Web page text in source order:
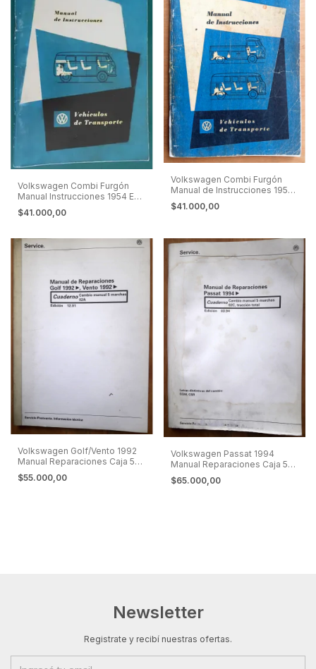
Volkswagen Combi Furgón
Manual Instrucciones 1954 En
Español
$41.000,00
Volkswagen Combi Furgón
Manual de Instrucciones 1956
En Español
$41.000,00
Volkswagen Golf/Vento 1992
Manual Reparaciones Caja 5
Marchas
$55.000,00
Volkswagen Passat 1994
Manual Reparaciones Caja 5
Marchas 4x4
$65.000,00
Newsletter
Registrate y recibí nuestras ofertas.